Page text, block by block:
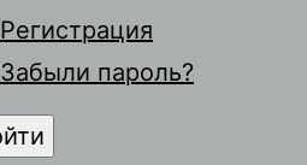
Регистрация
Забыли пароль?